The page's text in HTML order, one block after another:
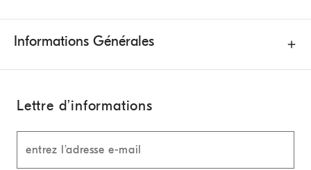
Informations Générales
Lettre d’informations